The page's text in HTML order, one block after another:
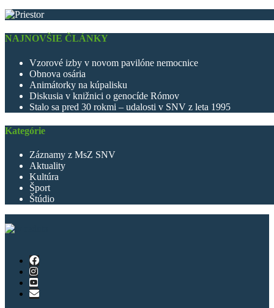
NAJNOVŠIE ČLÁNKY
Vzorové izby v novom pavilóne nemocnice
Obnova osária
Animátorky na kúpalisku
Diskusia v knižnici o genocíde Rómov
Stalo sa pred 30 rokmi – udalosti v SNV z leta 1995
Kategórie
Záznamy z MsZ SNV
Aktuality
Kultúra
Šport
Štúdio